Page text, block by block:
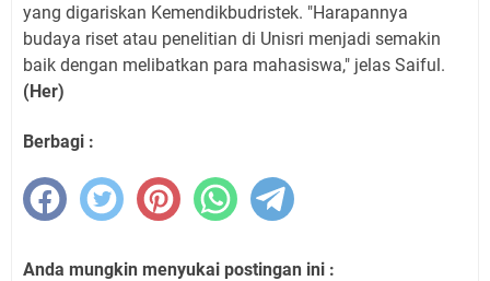
yang digariskan Kemendikbudristek. "Harapannya
budaya riset atau penelitian di Unisri menjadi semakin
baik dengan melibatkan para mahasiswa," jelas Saiful.
(Her)
Berbagi :
Anda mungkin menyukai postingan ini :